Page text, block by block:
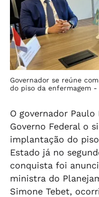
Governador se reúne
do piso da enfermagem -
O governador
Governo Federal o
implantação do
Estado já no
conquista foi
ministra do
Simone Tebet,